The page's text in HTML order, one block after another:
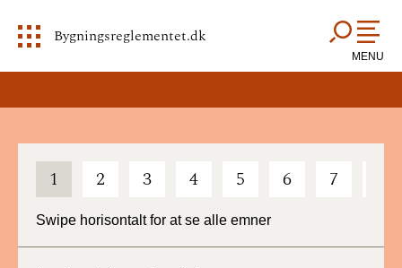
Bygningsreglementet.dk
MENU
1 2 3 4 5 6 7
Swipe horisontalt for at se alle emner